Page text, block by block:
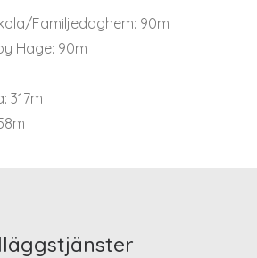
Familjedaghem: 90m
Hage: 90m
317m